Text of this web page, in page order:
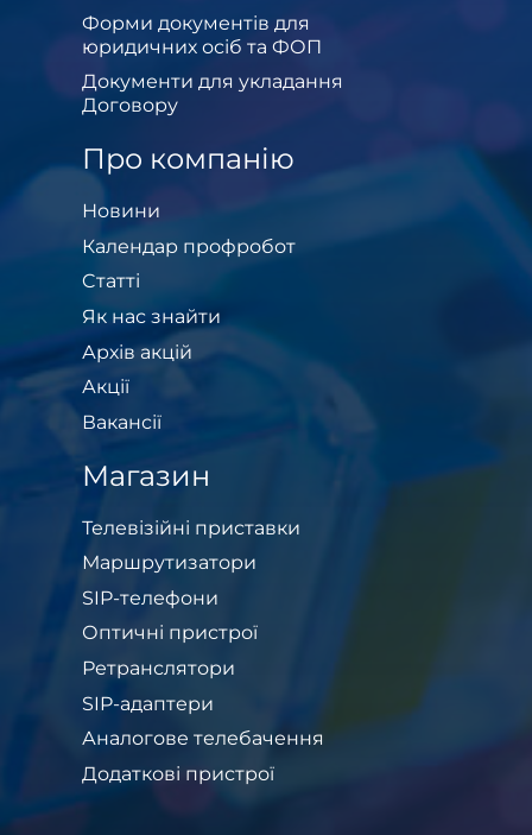
Форми документів для
юридичних осіб та ФОП
Документи для укладання
Договору
Про компанію
Новини
Календар профробот
Cтатті
Як нас знайти
Архів акцій
Акції
Вакансії
Магазин
Телевізійні приставки
Маршрутизатори
SIP-телефони
Оптичні пристрої
Ретранслятори
SIP-адаптери
Аналогове телебачення
Додаткові пристрої